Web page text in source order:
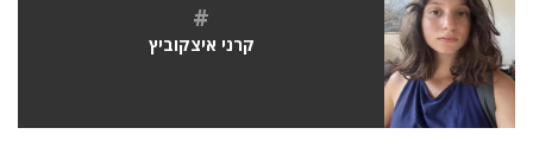
#
קרני איצקוביץ